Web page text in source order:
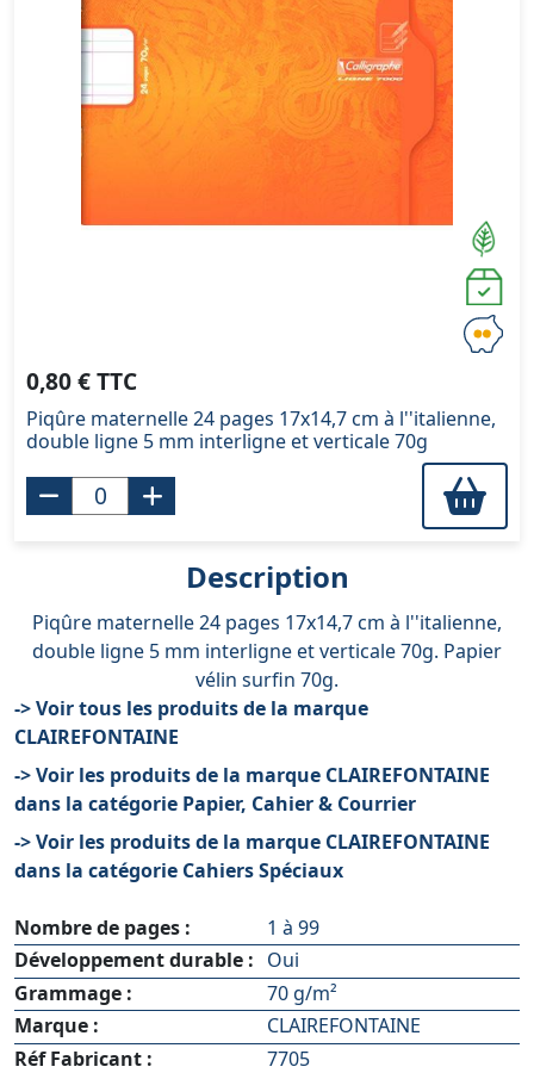
0,80 € TTC
Piqûre maternelle 24 pages 17x14,7 cm à l''italienne,
double ligne 5 mm interligne et verticale 70g
Description
Piqûre maternelle 24 pages 17x14,7 cm à l''italienne,
double ligne 5 mm interligne et verticale 70g. Papier
vélin surfin 70g.
-> Voir tous les produits de la marque
CLAIREFONTAINE
-> Voir les produits de la marque CLAIREFONTAINE
dans la catégorie Papier, Cahier & Courrier
-> Voir les produits de la marque CLAIREFONTAINE
dans la catégorie Cahiers Spéciaux
Nombre de pages :
1 à 99
Développement durable : Oui
Grammage :
70 g/m²
Marque :
CLAIREFONTAINE
Réf Fabricant :
7705